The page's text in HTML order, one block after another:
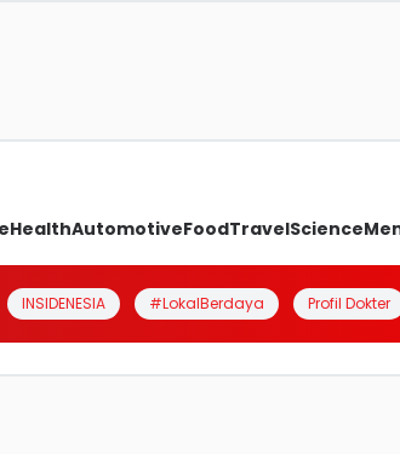
HealthAutomotiveFoodTravelScience
INSIDENESIA #LokalBerdaya Profil Dokter